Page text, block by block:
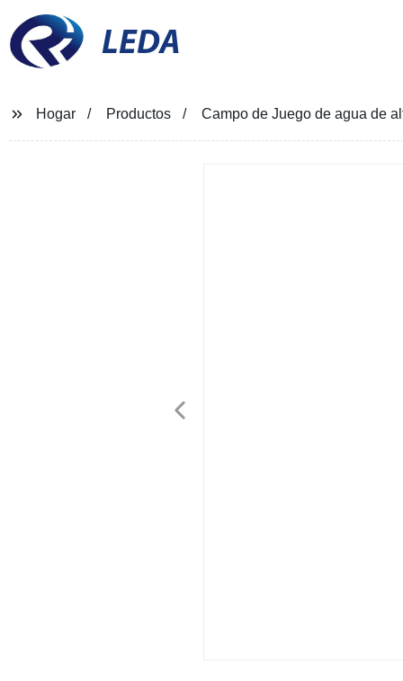
LEDA
Hogar Productos Campo de Juego de agua de